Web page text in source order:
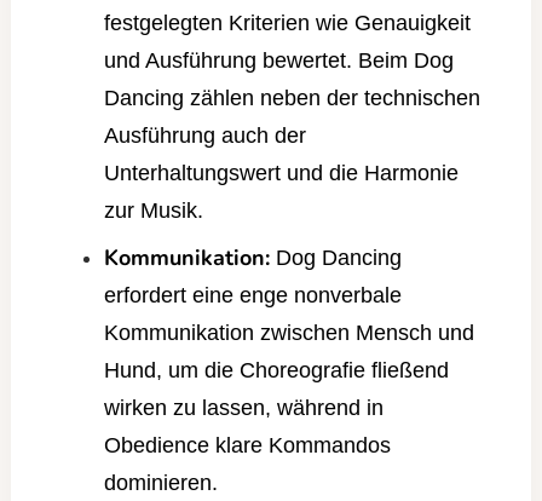
festgelegten Kriterien wie Genauigkeit
und Ausführung bewertet. Beim Dog
Dancing zählen neben der technischen
Ausführung auch der
Unterhaltungswert und die Harmonie
zur Musik.
Kommunikation:Dog Dancing
erfordert eine enge nonverbale
Kommunikation zwischen Mensch und
Hund, um die Choreografie fließend
wirken zu lassen, während in
Obedience klare Kommandos
dominieren.